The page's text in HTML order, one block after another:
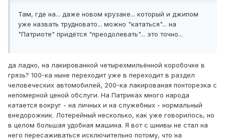
Там, где на... даже новом крузаке... который и джипом
уже назвать трудновато... можно "кататься"... на
"Патриоте" придётся "преодолевать"... это точно...
да ладно, на лакированной четырехмильённой коробочке в
грязь? 100-ка ныне переходит уже в переходит в раздел
человеческих автомобилей, 200-ка лакированая понторезка с
непомерной ценой обслуги. На Патриках много народа
катается вокруг - на личных и на служебных - нормальный
внедорожник. Лотерейный несколько, как уже говорилось, но
в целом большая удобная машина. Я вот с шнивы не стал на
него пересаживаться исключительно потому, что на